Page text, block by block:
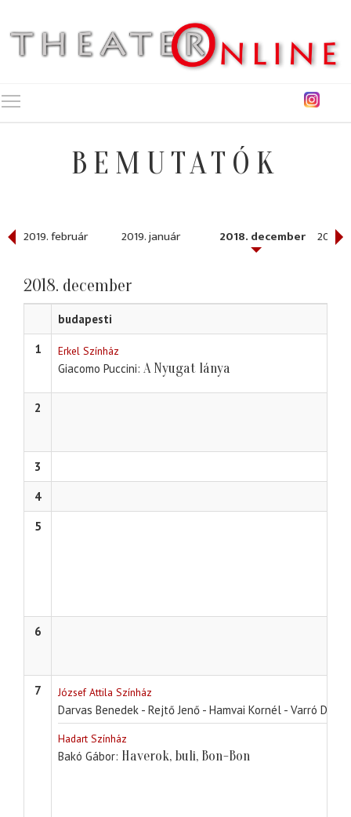
BEMUTATÓK
2019. február 2019. január 2018. december 2018.
2018. december
budapesti
1
Erkel Színház
Giacomo Puccini A Nyugat lánya
2
3
4
5
6
7 József Attila Színház
Darvas Benedek - Rejtő Jenő - Hamvai Kornél - Varró
Hadart Színház
Bakó Gábor Haverok, buli, Bon-Bon